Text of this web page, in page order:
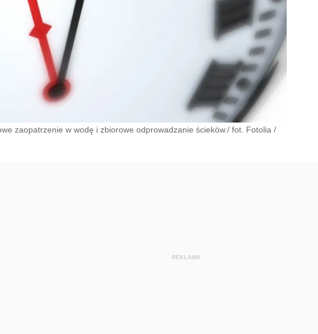
zaopatrzenie w wodę i zbiorowe odprowadzanie ścieków./ fot. Fotolia /